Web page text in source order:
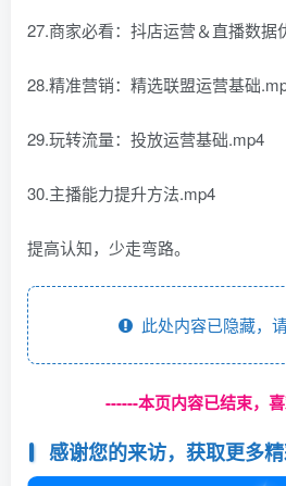
27.商家必看：抖店运营＆直播数据
28.精准营销：精选联盟运营基础
29.玩转流量：投放运营基础.mp4
30.主播能力提升方法.mp4
提高认知，少走弯路。
此处内容已隐藏，
------本页内容已结束，
感谢您的来访，获取更多精